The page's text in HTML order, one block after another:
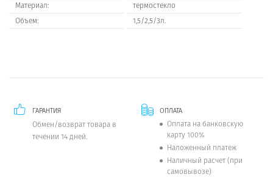
Материал:
термостекло
Объем:
1,5/2,5/3л.
ГАРАНТИЯ
Обмен/возврат товара в
течении 14 дней.
ОПЛАТА
Оплата на банковскую
карту 100%
Наложенный платеж
Наличный расчет (при
самовывозе)